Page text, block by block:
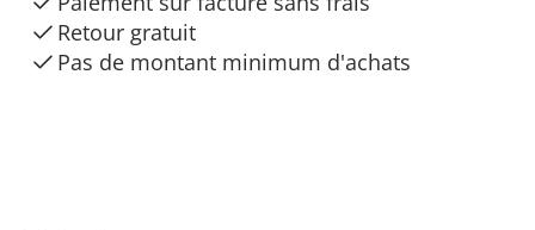
Retour gratuit
Pas de montant minimum d'achats